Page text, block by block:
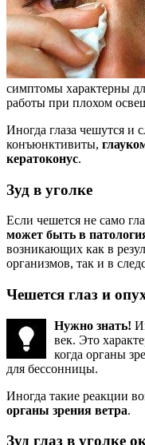
симптомы характерны
работы при плохом
Иногда глаза чешутся и
конъюнктивиты,
кератоконус.
Зуд в уголке
Если чешется не само
может быть в
возникающих как в
организмов, так и в
Чешется глаз и
Нужно знать!
век. Это
когда органы
для бессонницы.
Иногда такие реакции
органы зрения ветра.
Зуд глаз в уголке